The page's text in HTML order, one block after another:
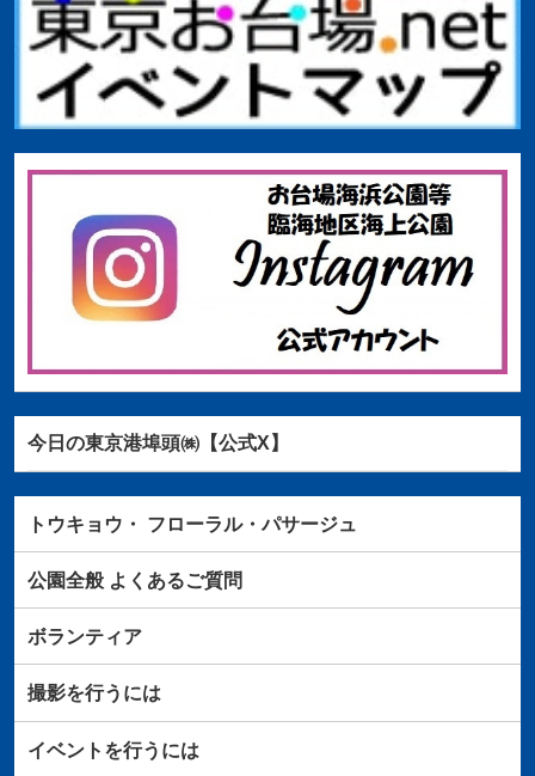
今日の東京港埠頭㈱【公式X】
トウキョウ・ フローラル・パサージュ
公園全般よくあるご質問
ボランティア
撮影を行うには
イベントを行うには